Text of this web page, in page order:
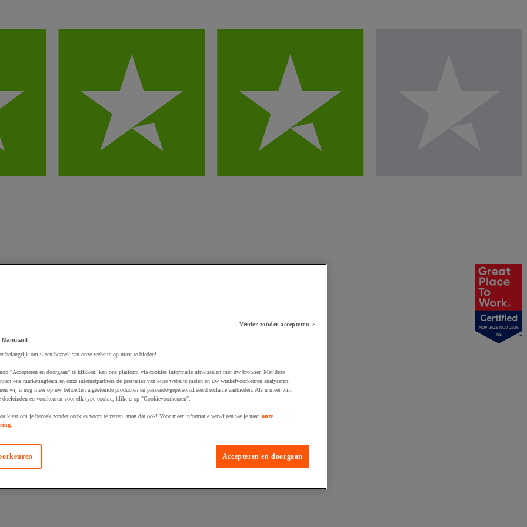
NOV 2025-NOV 2026
NL
Verder zonder accepteren >
belangrijk om u een bezoek aan onze website op maat te bieden!
"Accepteren en doorgaan" te klikken, kan ons platform via cookies informatie uitwisselen met uw browser. Met deze
ons marketingteam en onze internetpartners de prestaties van onze website meten en uw winkelvoorkeuren analyseren.
wij u nog meer op uw behoeften afgestemde producten en passende/gepersonaliseerd reclame aanbieden. Als u meer wilt
doeleinden en voorkeuren voor elk type cookie, klikt u op "Cookievoorkeuren".
kiest om je bezoek zonder cookies voort te zetten, mag dat ook! Voor meer informatie verwijzen we je naar onze
Accepteren en doorgaan